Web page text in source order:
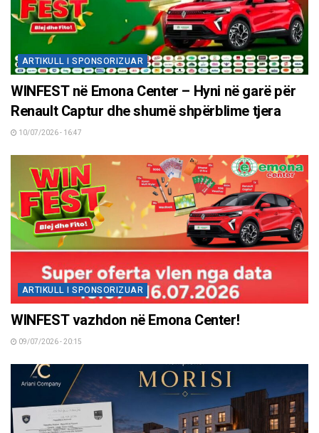
ARTIKULL I SPONSORIZUAR
WINFEST në Emona Center – Hyni në garë për
Renault Captur dhe shumë shpërblime tjera
10/07/2026 - 16:47
ARTIKULL I SPONSORIZUAR
WINFEST vazhdon në Emona Center!
09/07/2026 - 20:15